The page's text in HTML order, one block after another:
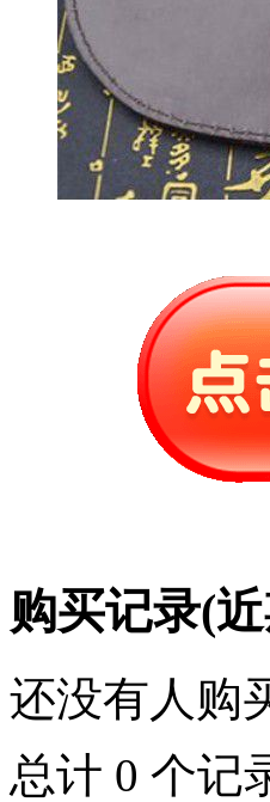
购买记录(
还没有人购
总计 0 个记